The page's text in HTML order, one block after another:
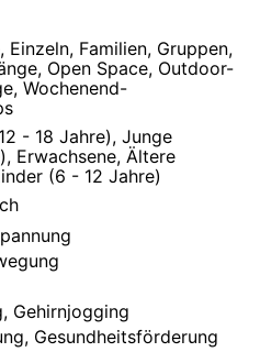
Familien, Gruppen,
Open Space, Outdoor-
Wochenend-
- 18 Jahre), Junge
Erwachsene, Ältere
(6 - 12 Jahre)
Gehirnjogging
Gesundheitsförderung